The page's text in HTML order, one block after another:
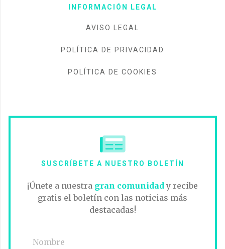
INFORMACIÓN LEGAL
AVISO LEGAL
POLÍTICA DE PRIVACIDAD
POLÍTICA DE COOKIES
SUSCRÍBETE A NUESTRO BOLETÍN
¡Únete a nuestra gran comunidad y recibe
gratis el boletín con las noticias más
destacadas!